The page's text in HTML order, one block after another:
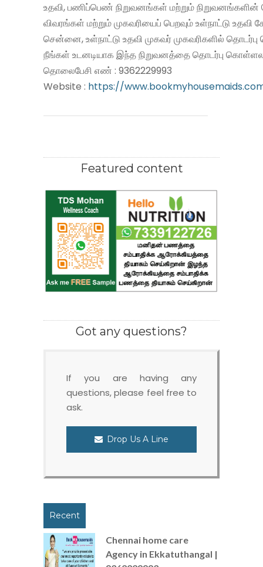
உதவி, பணிப்பெண் நிறுவனங்கள் மற்றும் நிறுவனங்களின்
விவரங்கள் மற்றும் முகவரியைப் பெறவும் உள்நாட்டு உதவி
சென்னை, உள்நாட்டு உதவி முகவர் முகவரிகளில்
நீங்கள் உடனடியாக இந்த நிறுவனத்தை தொடர்பு
தொலைபேசி எண் : 9362229993
Website : https://
Featured content
Got any questions?
If you are having any
questions, please feel free to
ask.
Drop Us A Line
Recent
Chennai home care
Agency in Ekkatuthangal |